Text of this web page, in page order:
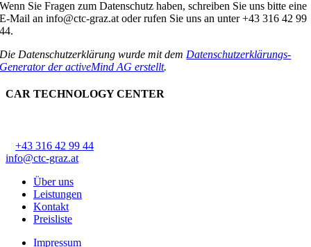
Wenn Sie Fragen zum Datenschutz haben, schreiben Sie uns bitte eine
E-Mail an info@ctc-graz.at oder rufen Sie uns an unter +43 316 42 99
44.
Die Datenschutzerklärung wurde mit dem Datenschutzerklärungs-
Generator der activeMind AG erstellt.
CAR TECHNOLOGY CENTER
+43 316 42 99 44
info@ctc-graz.at
Über uns
Leistungen
Kontakt
Preisliste
Impressum